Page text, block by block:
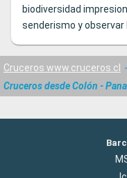
biodiversidad
senderismo y observar
Cruceros www.cruceros.cl
Cruceros desde Colón -